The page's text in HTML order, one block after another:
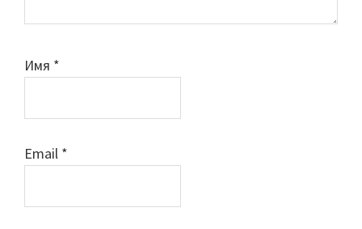
Имя *
Email *